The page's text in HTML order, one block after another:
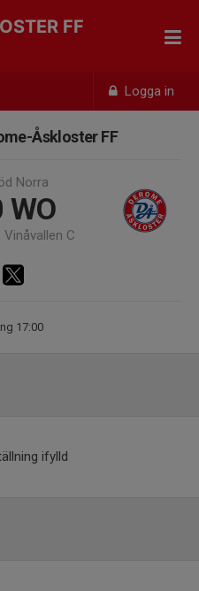
Logga in
FF
Åskloster FF
Norra
WO
Vinåvallen C
17:00
ifylld